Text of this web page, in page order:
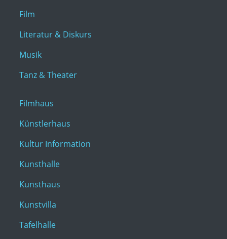
Film
Literatur & Diskurs
Musik
Tanz & Theater
Filmhaus
Künstlerhaus
Kultur Information
Kunsthalle
Kunsthaus
Kunstvilla
Tafelhalle